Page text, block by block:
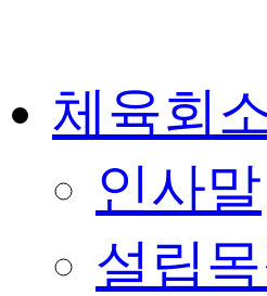
체육회
인사말
설립